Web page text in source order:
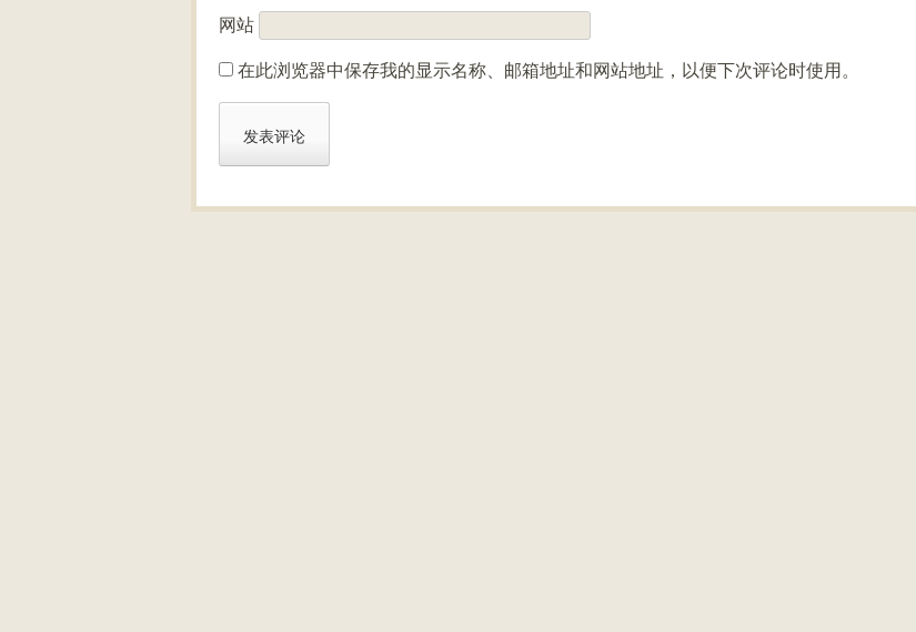
网站
在此浏览器中保存我的显示名称、邮箱地址和网站地址，以便下次评论时使用。